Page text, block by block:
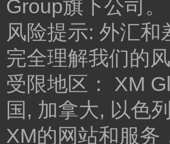
Group旗下公司。
风险提示: 外汇
完全理解我们的风
受限地区： XM
国, 加拿大, 以色
XM的网站和服务